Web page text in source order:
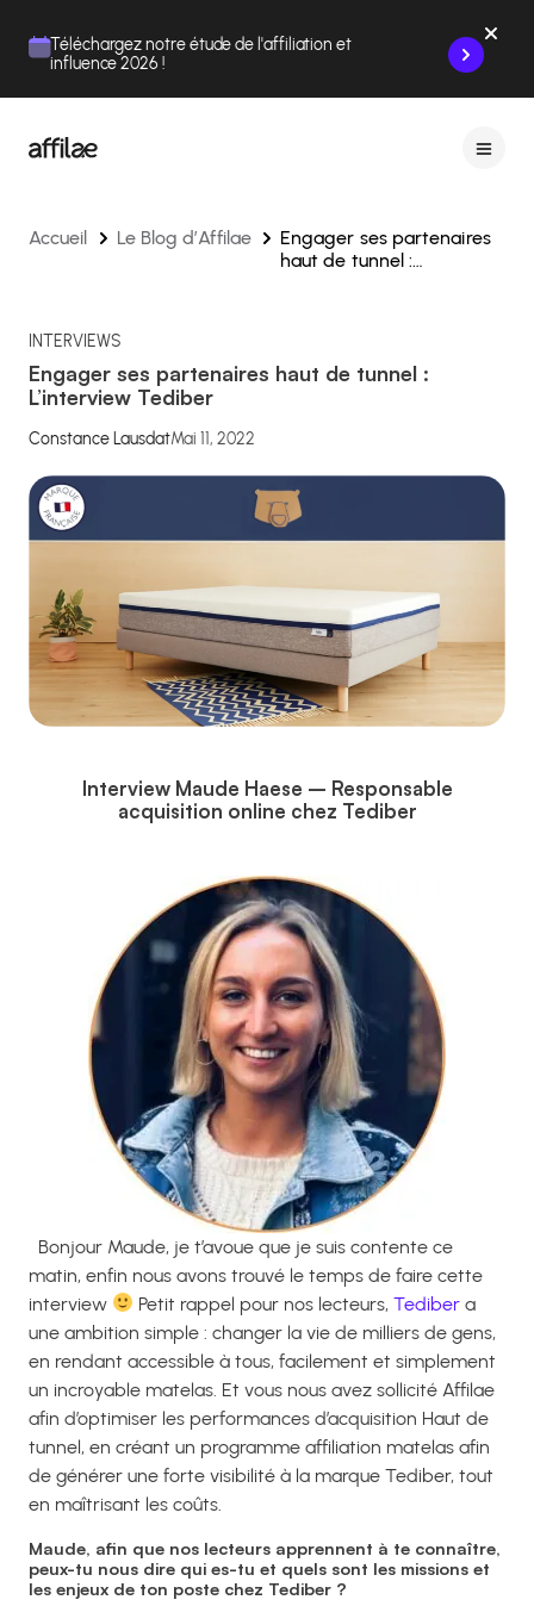
Téléchargez notre étude de l'affiliation et
influence 2026 !
Accueil Le Blog d’Affilae
Engager ses partenaires
haut de tunnel :
INTERVIEWS
Engager ses partenaires haut de tunnel :
L’interview Tediber
Constance LausdatMai 11, 2022
Interview Maude Haese – Responsable
acquisition online chez Tediber
Bonjour Maude, je t’avoue que je suis contente ce
matin, enfin nous avons trouvé le temps de faire cette
interview
Petit rappel pour nos lecteurs,Tediber a
une ambition simple : changer la vie de milliers de gens,
en rendant accessible à tous, facilement et simplement
un incroyable matelas. Et vous nous avez sollicité Affilae
afin d’optimiser les performances d’acquisition Haut de
tunnel, en créant un programme affiliation matelas afin
de générer une forte visibilité à la marque Tediber, tout
en maîtrisant les coûts.
Maude, afin que nos lecteurs apprennent à te connaître,
peux-tu nous dire qui es-tu et quels sont les missions et
les enjeux de ton poste chez Tediber ?